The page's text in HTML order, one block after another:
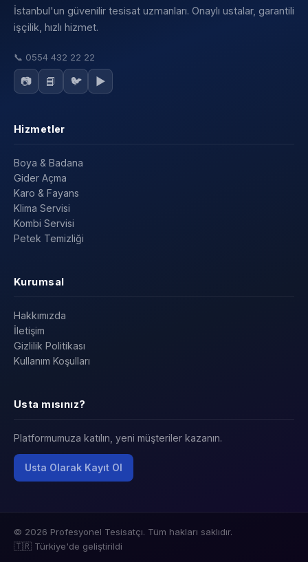
İstanbul'un güvenilir tesisat uzmanları. Onaylı ustalar, garantili
işçilik, hızlı hizmet.
📞 0554 432 22 22
📷 📘 🐦 ▶️
Hizmetler
Boya & Badana
Gider Açma
Karo & Fayans
Klima Servisi
Kombi Servisi
Petek Temizliği
Kurumsal
Hakkımızda
İletişim
Gizlilik Politikası
Kullanım Koşulları
Usta mısınız?
Platformumuza katılın, yeni müşteriler kazanın.
Usta Olarak Kayıt Ol
© 2026 Profesyonel Tesisatçı. Tüm hakları saklıdır.
🇹🇷 Türkiye'de geliştirildi